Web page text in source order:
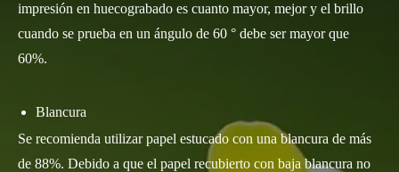
impresión en huecograbado es cuanto mayor, mejor y el brillo
cuando se prueba en un ángulo de 60 ° debe ser mayor que
60%.
Blancura
Se recomienda utilizar papel estucado con una blancura de más
de 88%. Debido a que el papel recubierto con baja blancura no